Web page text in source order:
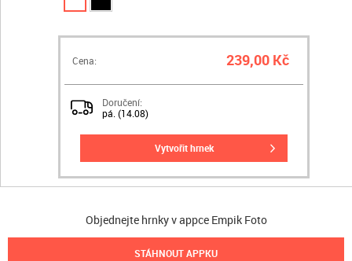
Cena: 239,00 Kč
Doručení:
pá. (14.08)
vytvořit hrnek
Objednejte hrnky v appce Empik Foto
STÁHNOUT APPKU